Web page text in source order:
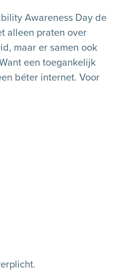
Awareness Day de
alleen praten over
maar er samen ook
een toegankelijk
béter internet. Voor